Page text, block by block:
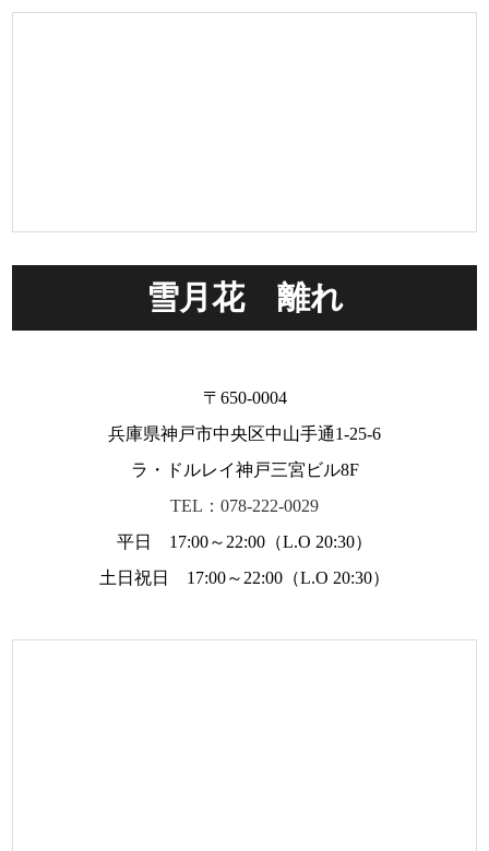
雪月花 離れ
〒650-0004
兵庫県神戸市中央区中山手通1-25-6
ラ・ドルレイ神戸三宮ビル8F
TEL：078-222-0029
平日 17:00～22:00（L.O 20:30）
土日祝日 17:00～22:00（L.O 20:30）